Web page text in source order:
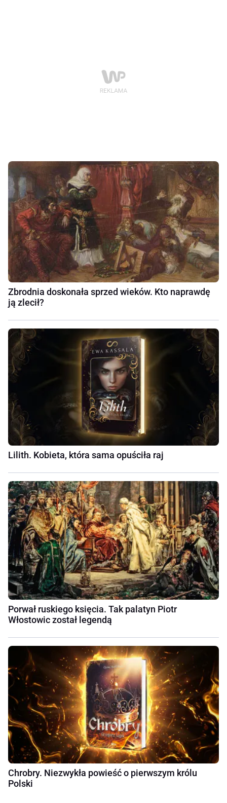
Zbrodnia doskonała sprzed wieków. Kto naprawdę
ją zlecił?
Lilith. Kobieta, która sama opuściła raj
Porwał ruskiego księcia. Tak palatyn Piotr
Włostowic został legendą
Chrobry. Niezwykła powieść o pierwszym królu
Polski